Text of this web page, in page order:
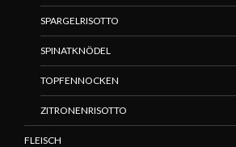
SPARGELRISOTTO
SPINATKNÖDEL
TOPFENNOCKEN
ZITRONENRISOTTO
FLEISCH